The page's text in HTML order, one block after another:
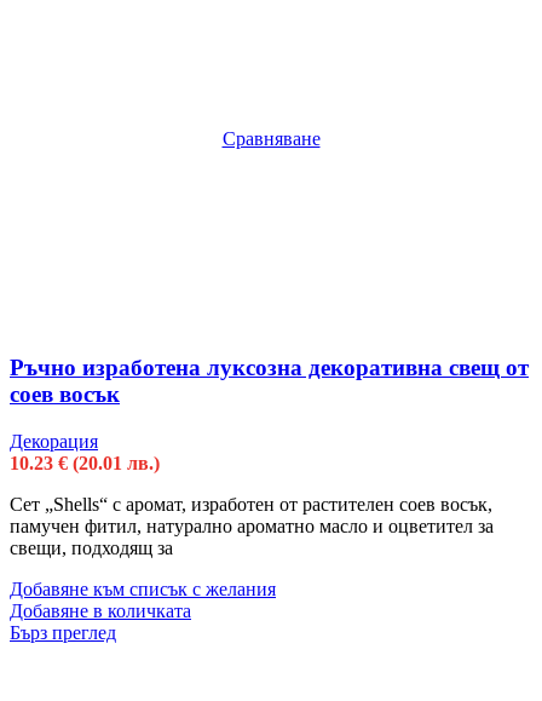
Сравняване
Ръчно изработена луксозна декоративна свещ от
соев восък
Декорация
10.23 € (20.01 лв.)
Сет „Shells“ с аромат, изработен от растителен соев восък,
памучен фитил, натурално ароматно масло и оцветител за
свещи, подходящ за
Добавяне към списък с желания
Добавяне в количката
Бърз преглед